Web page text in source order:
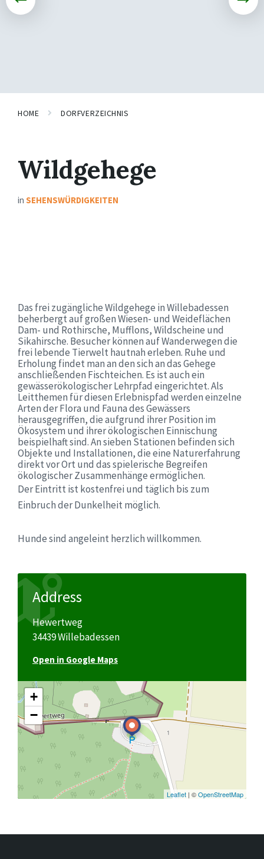
HOME DORFVERZEICHNIS
Wildgehege
in SEHENSWÜRDIGKEITEN
Das frei zugängliche Wildgehege in Willebadessen
beherbergt auf großen Wiesen- und Weideflächen
Dam- und Rothirsche, Mufflons, Wildscheine und
Sikahirsche. Besucher können auf Wanderwegen die
frei lebende Tierwelt hautnah erleben. Ruhe und
Erholung findet man an den sich an das Gehege
anschließenden Fischteichen. Es ist auch ein
gewässerökologischer Lehrpfad eingerichtet. Als
Leitthemen für diesen Erlebnispfad werden einzelne
Arten der Flora und Fauna des Gewässers
herausgegriffen, die aufgrund ihrer Position im
Ökosystem und ihrer ökologischen Einnischung
beispielhaft sind. An sieben Stationen befinden sich
Objekte und Installationen, die eine Naturerfahrung
direkt vor Ort und das spielerische Begreifen
ökologischer Zusammenhänge ermöglichen.
Der Eintritt ist kostenfrei und täglich bis zum
Einbruch der Dunkelheit möglich.
Hunde sind angeleint herzlich willkommen.
Address
Hewertweg
34439 Willebadessen
Open in Google Maps
+
−
Leaflet | ©OpenStreetMap